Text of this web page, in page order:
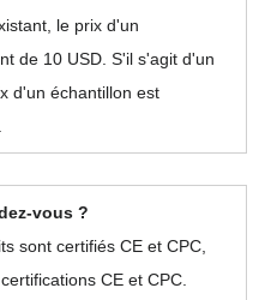
le prix d'un
de 10 USD. S'il s'agit d'un
d'un échantillon est
vous ?
sont certifiés CE et CPC,
CE et CPC.